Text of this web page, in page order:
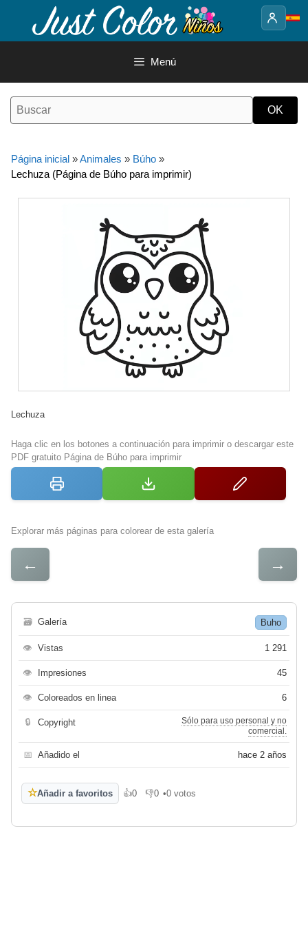
contenido
Menú
Página inicial »Animales » Búho »
Lechuza (Página de Búho para imprimir)
Lechuza
Haga clic en los botones a continuación para imprimir o descargar este
PDF gratuito Página de Búho para imprimir
Explorar más páginas para colorear de esta galería
← →
🗃 Galería Buho
👁 Vistas 1 291
👁 Impresiones 45
👁 Coloreados en linea 6
🔒 Copyright
Sólo para uso personal y no
comercial.
📅 Añadido el hace 2 años
☆Añadir a favoritos 👍0
Me gusta
👎0
No me gusta
•0 votos